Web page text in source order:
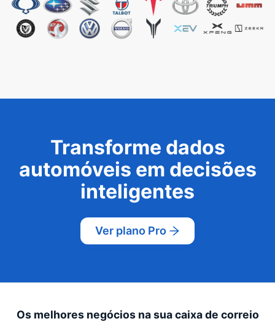
Transforme dados
automóveis em decisões
inteligentes
Ver plano Pro
Os melhores negócios na sua caixa de correio